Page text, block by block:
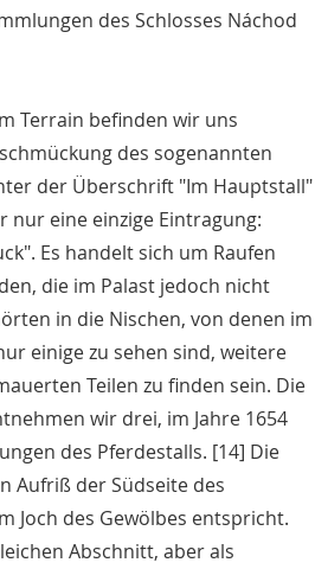
des Schlosses Náchod
Terrain befinden wir uns
des sogenannten
der Überschrift "Im Hauptstall"
nur eine einzige Eintragung:
Es handelt sich um Raufen
die im Palast jedoch nicht
in die Nischen, von denen im
einige zu sehen sind, weitere
Teilen zu finden sein. Die
wir drei, im Jahre 1654
des Pferdestalls. [14] Die
Aufriß der Südseite des
Joch des Gewölbes entspricht.
Abschnitt, aber als